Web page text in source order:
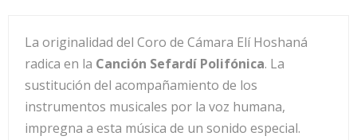
La originalidad del Coro de Cámara Elí Hoshaná
radica en la Canción Sefardí Polifónica. La
sustitución del acompañamiento de los
instrumentos musicales por la voz humana,
impregna a esta música de un sonido especial.